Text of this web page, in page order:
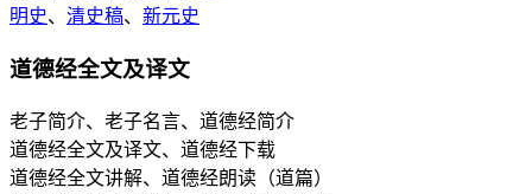
明史、 清史稿、 新元史
道德经全文及译文
老子简介、老子名言、道德经简介
道德经全文及译文、道德经下载
道德经全文讲解、道德经朗读（道篇）